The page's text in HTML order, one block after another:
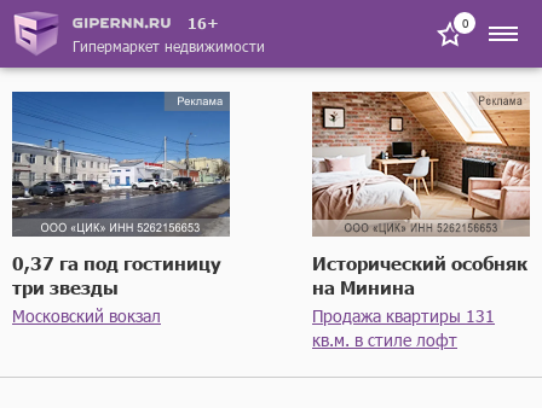
16+
Гипермаркет недвижимости
0
0,37 га под гостиницу
три звезды
Московский вокзал
Исторический особняк
на Минина
Продажа квартиры 131
кв.м. в стиле лофт